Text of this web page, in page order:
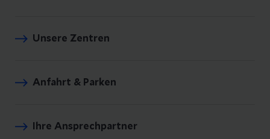
Unsere Zentren
Anfahrt & Parken
Ihre Ansprechpartner